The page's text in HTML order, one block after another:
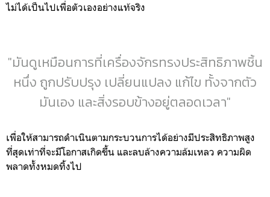
ไม่ได้เป็นไปเพื่อตัวเองอย่างแท้จริง
"มันดูเหมือนการที่เครื่องจักรทรงประสิทธิภาพชิ้น
หนึ่ง ถูกปรับปรุง เปลี่ยนแปลง แก้ไข ทั้งจากตัว
มันเอง และสิ่งรอบข้างอยู่ตลอดเวลา"
เพื่อให้สามารถดำเนินตามกระบวนการได้อย่างมีประสิทธิภาพสูง
ที่สุดเท่าที่จะมีโอกาสเกิดขึ้น และลบล้างความล้มเหลว ความผิด
พลาดทั้งหมดทิ้งไป